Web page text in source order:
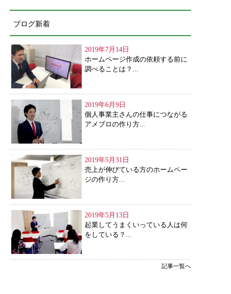
ブログ新着
2019年7月14日
ホームページ作成の依頼する前に
調べることは？...
2019年6月9日
個人事業主さんの仕事につながる
アメブロの作り方...
2019年5月31日
売上が伸びている方のホームペー
ジの作り方...
2019年5月13日
起業してうまくいっている人は何
をしている？...
記事一覧へ